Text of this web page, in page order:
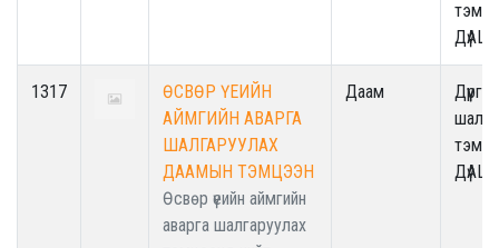
1317
ӨСВӨР ҮЕИЙН
АЙМГИЙН АВАРГА
ШАЛГАРУУЛАХ
ДААМЫН ТЭМЦЭЭН
Өсвөр үеийн аймгийн
аварга шалгаруулах
Даам